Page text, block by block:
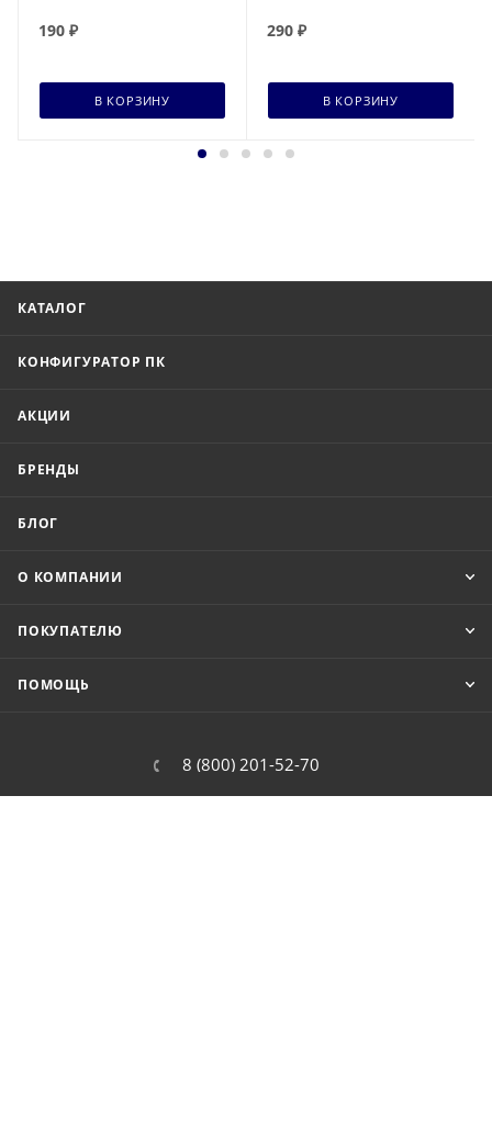
190 ₽
В КОРЗИНУ
290 ₽
В КОРЗИНУ
КАТАЛОГ
КОНФИГУРАТОР ПК
АКЦИИ
БРЕНДЫ
БЛОГ
О КОМПАНИИ
ПОКУПАТЕЛЮ
ПОМОЩЬ
8 (800) 201-52-70
order@cit.ru